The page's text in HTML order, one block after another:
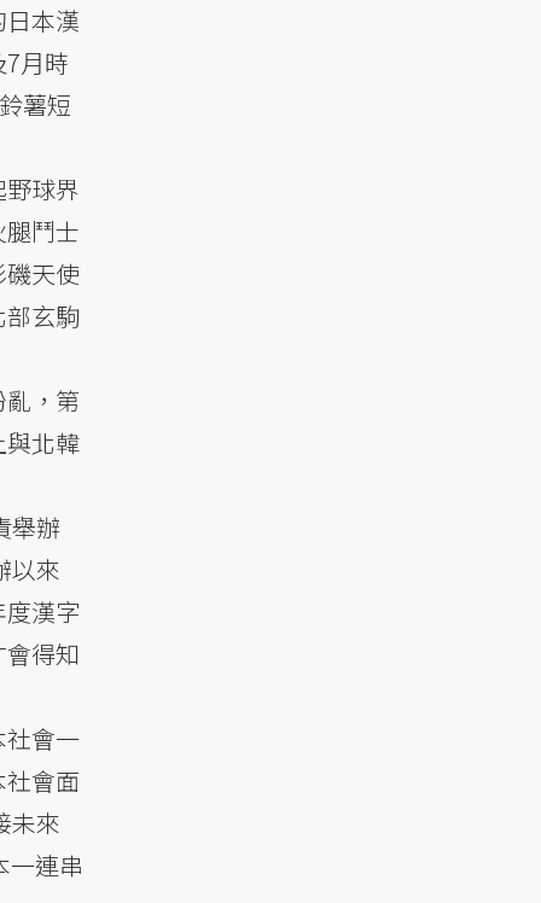
本漢
月時
薯短
球界
鬥士
天使
玄駒
，第
北韓
舉辦
以來
漢字
得知
會一
會面
未來
一連串